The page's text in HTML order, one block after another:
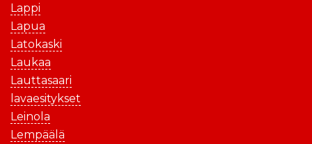
Lappi
Lapua
Latokaski
Laukaa
Lauttasaari
lavaesitykset
Leinola
Lempäälä